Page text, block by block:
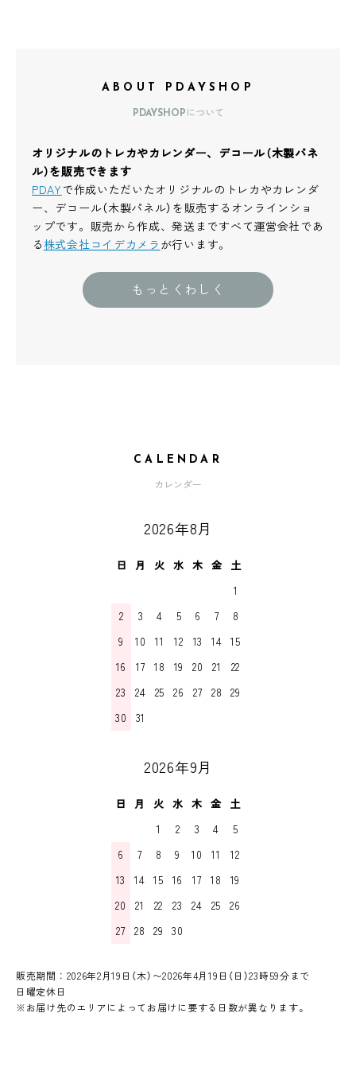
ABOUT PDAYSHOP
PDAYSHOPについて
オリジナルのトレカやカレンダー、デコール（木製パネ
ル）を販売できます
PDAY で作成いただいたオリジナルのトレカやカレンダ
ー、デコール（木製パネル）を販売するオンラインショ
ップです。販売から作成、発送まですべて運営会社であ
る株式会社コイデカメラ が行います。
もっとくわしく
CALENDAR
カレンダー
2026年8月
日 月 火 水 木 金 土
1
2
3 4 5 6 7
8
9
10 11 12 13 14 15
16
17 18 19 20 21
22
23
24 25 26 27 28
29
30
31
2026年9月
日 月 火 水 木 金 土
1
2 3 4
5
6
7 8 9 10 11
12
13
14 15 16 17 18
19
20
21 22 23 24 25
26
27
28 29 30
販売期間：2026年2月19日（木）〜2026年4月19日（日）23時59分まで
日曜定休日
※お届け先のエリアによってお届けに要する日数が異なります。